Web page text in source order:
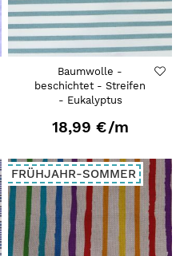
Baumwolle -
beschichtet - Streifen
- Eukalyptus
18,99 €/m
FRÜHJAHR-SOMMER